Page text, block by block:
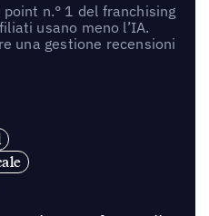
n.° 1 del franchising
usano meno l’IA.
una gestione recensioni